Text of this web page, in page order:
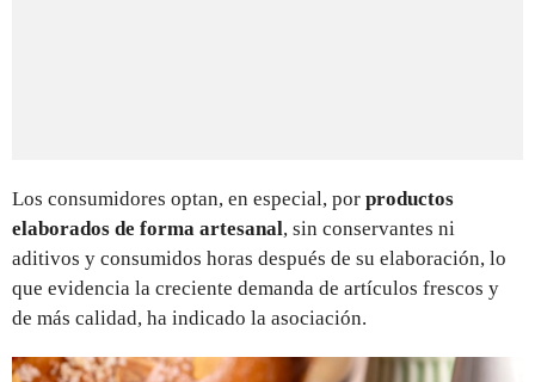
Los consumidores optan, en especial, por productos
elaborados de forma artesanal, sin conservantes ni
aditivos y consumidos horas después de su elaboración, lo
que evidencia la creciente demanda de artículos frescos y
de más calidad, ha indicado la asociación.